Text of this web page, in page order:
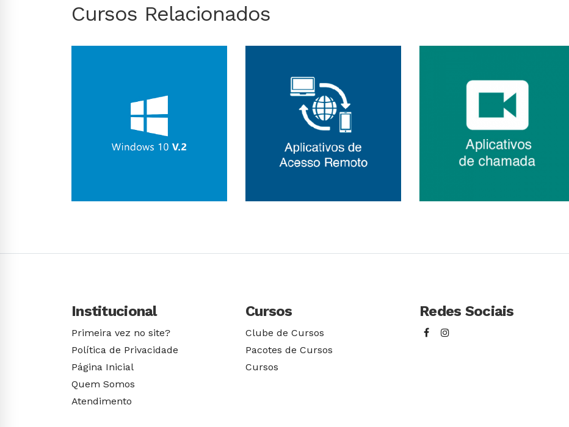
Cursos Relacionados
Institucional
Primeira vez no site?
Política de Privacidade
Página Inicial
Quem Somos
Atendimento
Cursos
Clube de Cursos
Pacotes de Cursos
Cursos
Redes Sociais